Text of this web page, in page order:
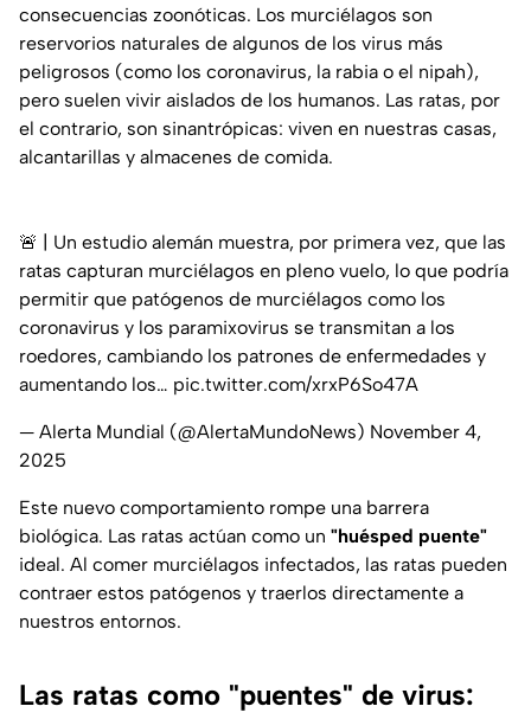
consecuencias zoonóticas. Los murciélagos son
reservorios naturales de algunos de los virus más
peligrosos (como los coronavirus, la rabia o el nipah),
pero suelen vivir aislados de los humanos. Las ratas, por
el contrario, son sinantrópicas: viven en nuestras casas,
alcantarillas y almacenes de comida.
🚨 | Un estudio alemán muestra, por primera vez, que las
ratas capturan murciélagos en pleno vuelo, lo que podría
permitir que patógenos de murciélagos como los
coronavirus y los paramixovirus se transmitan a los
roedores, cambiando los patrones de enfermedades y
aumentando los… pic.twitter.com/xrxP6So47A
— Alerta Mundial (@AlertaMundoNews) November 4,
2025
Este nuevo comportamiento rompe una barrera
biológica. Las ratas actúan como un "huésped puente"
ideal. Al comer murciélagos infectados, las ratas pueden
contraer estos patógenos y traerlos directamente a
nuestros entornos.
Las ratas como "puentes" de virus: